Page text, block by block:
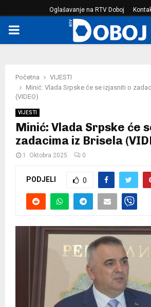
Oglašavanje na RTV Doboj
PRIMARY
Početna
VIJESTI
Minić: Vlada Srpske će se izjasniti o
(VIDEO)
VIJESTI
Minić: Vlada Srpske će
zadacima iz Brisela
1. Oktobra 2025. 0
PODJELI 0